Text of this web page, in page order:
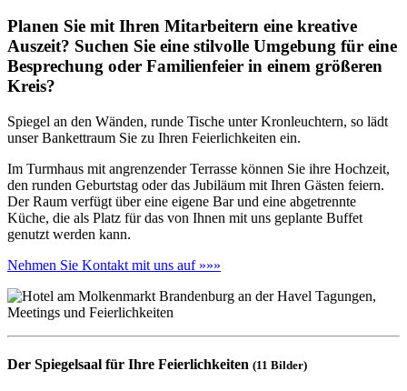
Planen Sie mit Ihren Mitarbeitern eine kreative
Auszeit? Suchen Sie eine stilvolle Umgebung für eine
Besprechung oder Familienfeier in einem größeren
Kreis?
Spiegel an den Wänden, runde Tische unter Kronleuchtern, so lädt
unser Bankettraum Sie zu Ihren Feierlichkeiten ein.
Im Turmhaus mit angrenzender Terrasse können Sie ihre Hochzeit,
den runden Geburtstag oder das Jubiläum mit Ihren Gästen feiern.
Der Raum verfügt über eine eigene Bar und eine abgetrennte
Küche, die als Platz für das von Ihnen mit uns geplante Buffet
genutzt werden kann.
Nehmen Sie Kontakt mit uns auf »»»
Der Spiegelsaal für Ihre Feierlichkeiten (11 Bilder)